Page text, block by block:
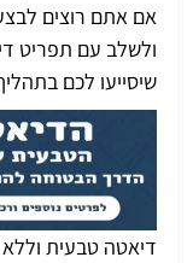
אם אתם רוצים
ולשלב עם תפריט
שיסייעו לכם
דיאטה טבעית וללא